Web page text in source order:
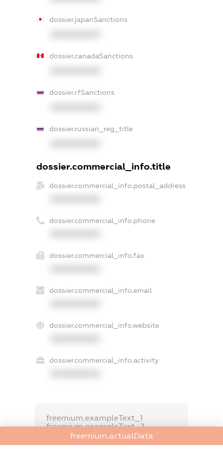
dossier.japanSanctions
dossier.canadaSanctions
dossier.rfSanctions
dossier.russian_reg_title
dossier.commercial_info.title
dossier.commercial_info.postal_address
dossier.commercial_info.phone
dossier.commercial_info.fax
dossier.commercial_info.email
dossier.commercial_info.website
dossier.commercial_info.activity
freemium.exampleText_1
freemium.exampleText_2
freemium.anonymousPerSearch2
freemium.actualData